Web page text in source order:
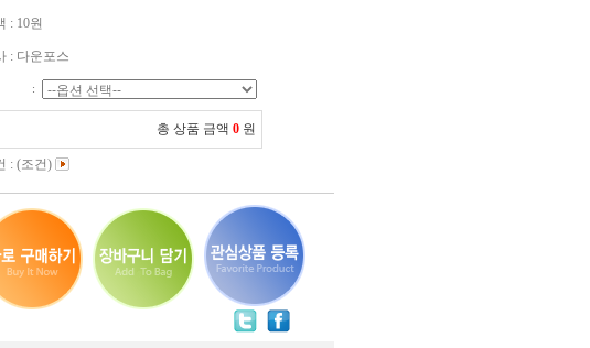
: 10원
: 다운포스
:
총 상품 금액 0 원
: (조건)